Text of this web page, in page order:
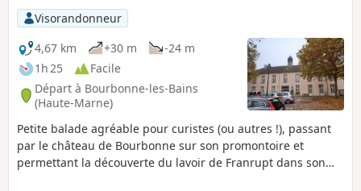
Visorandonneur
4,67 km
+30 m
-24 m
1h 25
Facile
Départ à Bourbonne-les-Bains
(Haute-Marne)
Petite balade agréable pour curistes (ou autres !), passant
par le château de Bourbonne sur son promontoire et
permettant la découverte du lavoir de Franrupt dans son